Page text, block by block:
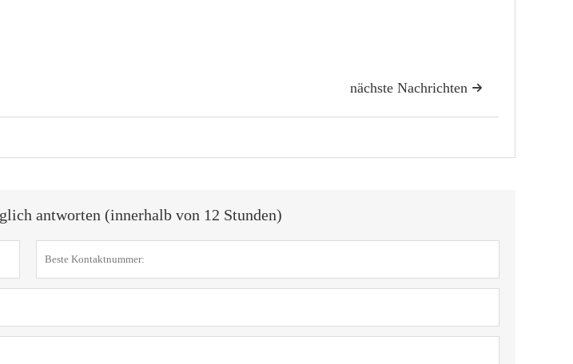

nächste Nachrichten
antworten (innerhalb von 12 Stunden)